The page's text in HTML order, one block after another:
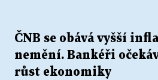
ČNB se obává vyšší
nemění. Bankéři
růst ekonomiky